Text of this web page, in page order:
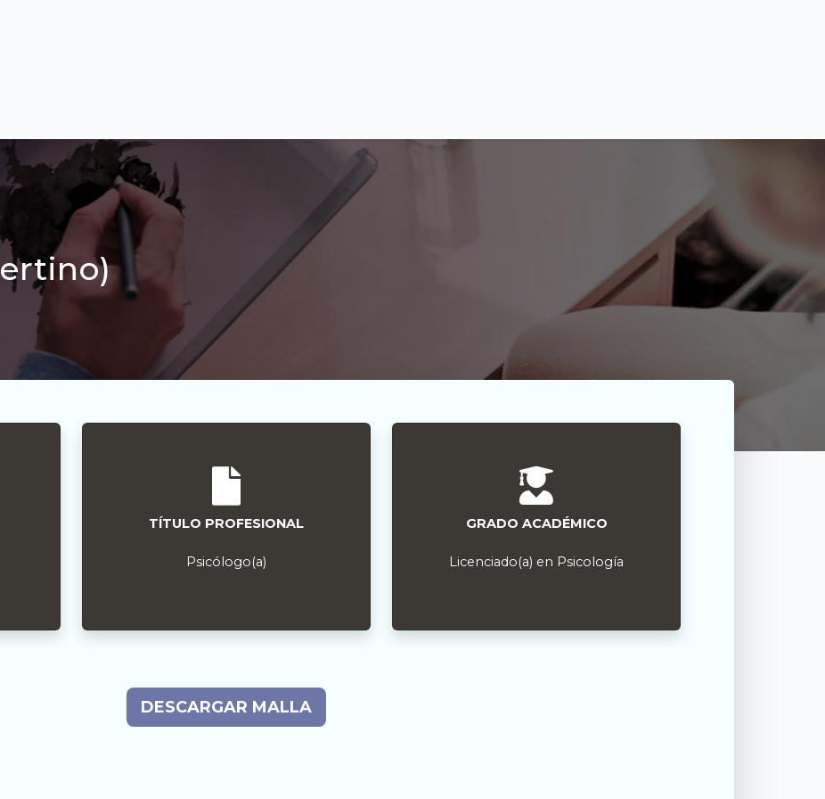
TÍTULO PROFESIONAL
Psicólogo(a)
GRADO ACADÉMICO
Licenciado(a) en Psicología
DESCARGAR MALLA